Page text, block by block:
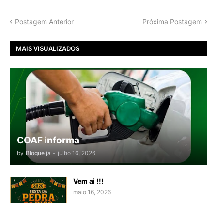
Postagem Anterior Próxima Postagem
MAIS VISUALIZADOS
COAF informa
by Blogue ja - julho 16, 2026
Vem ai !!!
maio 16, 2026